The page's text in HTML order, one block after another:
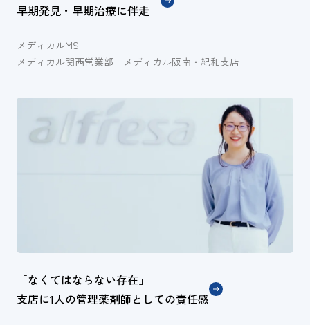
早期発見・早期治療に伴走
メディカルMS
メディカル関西営業部 メディカル阪南・紀和支店
「なくてはならない存在」
支店に1人の管理薬剤師としての責任感